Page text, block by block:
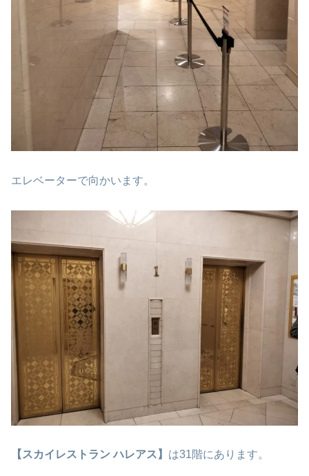
エレベーターで向かいます。
【スカイレストラン ハレアス】 は31階にあります。